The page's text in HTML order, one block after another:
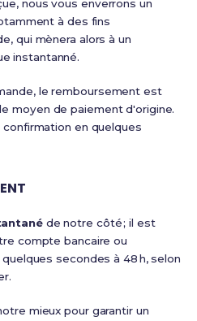
nous vous enverrons un
à des fins
qui mènera alors à un
instantanné.
le remboursement est
moyen de paiement d'origine.
en quelques
de notre côté ; il est
compte bancaire ou
secondes à 48 h, selon
mieux pour garantir un